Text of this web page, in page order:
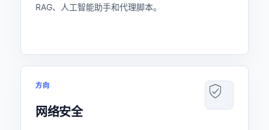
RAG、人工智能助手和代理脚本。
方向
网络安全